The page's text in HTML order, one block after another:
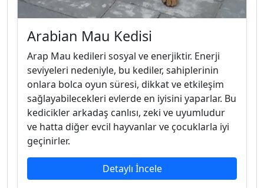
Arabian Mau Kedisi
Arap Mau kedileri sosyal ve enerjiktir. Enerji
seviyeleri nedeniyle, bu kediler, sahiplerinin
onlara bolca oyun süresi, dikkat ve etkileşim
sağlayabilecekleri evlerde en iyisini yaparlar. Bu
kedicikler arkadaş canlısı, zeki ve uyumludur
ve hatta diğer evcil hayvanlar ve çocuklarla iyi
geçinirler.
Detaylı İncele